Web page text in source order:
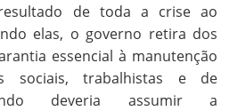
de toda a crise ao
elas, o governo retira dos
essencial à manutenção
sociais, trabalhistas e de
deveria assumir a